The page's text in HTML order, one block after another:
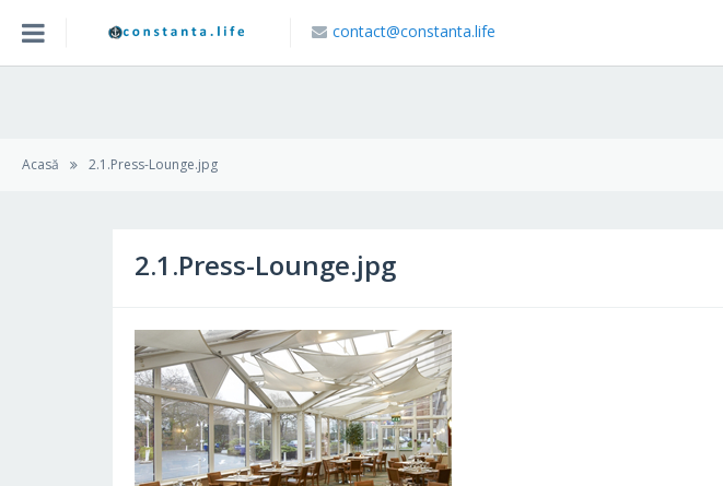
Blog
contact@constanta.life
Acasă 2.1.Press-Lounge.jpg
2.1.Press-Lounge.jpg